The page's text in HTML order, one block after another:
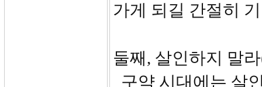
가게 되길 간절히
둘째, 살인하지 말
구약 시대에는 살